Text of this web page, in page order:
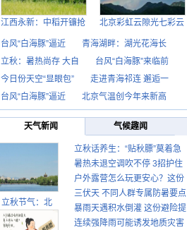
江西永新：中稻开镰抢 北京彩虹云隙光七彩云
台风“白海豚”逼近
青海湖畔：湖光花海长
立秋：暑热尚存 大自
台风“白海豚”来临前
今日份天空“显眼包”
走进青海祁连 邂逅一
台风“白海豚”逼近
北京气温创今年来新高
天气新闻 气候趣闻
立秋节气：北
立秋话养生：“贴秋膘”莫着急
先清暑再防燥
暑热未退空调吹不停 3招护住
肩颈不酸痛
户外露营怎么玩更安心？这份
攻略请收好
三伏天 不同人群专属防暑要点
请收好
暴雨天遇积水倒灌 这份避险提
示请收好
连续强降雨可能诱发地质灾害